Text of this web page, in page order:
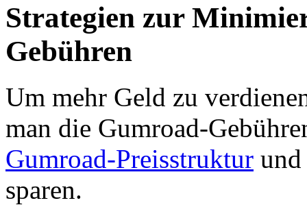
Strategien zur
Gebühren
Um mehr Geld zu
man die Gumroad-
Gumroad-Preisstruktur und
sparen.